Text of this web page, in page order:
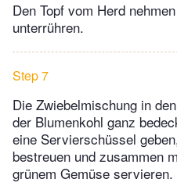
Den Topf vom Herd
unterrühren.
Step 7
Die Zwiebelmischung in
der Blumenkohl ganz
eine Servierschüssel
bestreuen und zusammen
grünem Gemüse servieren.